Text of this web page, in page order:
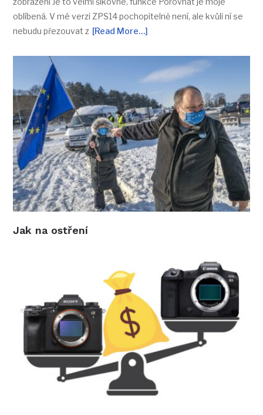
oblíbená. V mé verzi ZPS14 pochopitelně není, ale kvůli ní se
nebudu přezouvat z [Read More…]
Jak na ostření